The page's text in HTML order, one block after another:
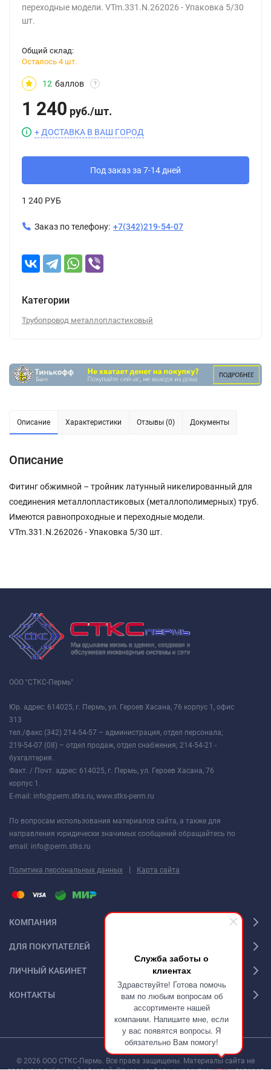
Служба заботы о
клиентах
Здравствуйте! Готова помочь
вам по любым вопросам об
ассортименте нашей
компании. Напишите мне, если
у вас появятся вопросы. Я
обязательно Вам помогу!
переходные модели. VTm.331.N.262026 - Упаковка 5/30
шт.
Общий склад:
Осталось 4 шт.
12 баллов ?
1 240 руб./шт.
+ ДОСТАВКА В ВАШ ГОРОД
Под заказ за 7-14 дней
1 240 РУБ
Заказ по телефону: +7(342)219-54-07
Категории
Трубопровод металлопластиковый
Описание Характеристики Отзывы (0) Документы
Описание
Фитинг обжимной – тройник латунный никелированный для
соединения металлопластиковых (металлополимерных) труб.
Имеются равнопроходные и переходные модели.
VTm.331.N.262026 - Упаковка 5/30 шт.
ООО "СТКС-Пермь"
Юр. адрес: 614025, г. Пермь, ул. Героев Хасана, 76 корпус 1, офис
313
тел./факс (342) 214-54-57 – администрация, отдел персонала;
219-54-07 (08) – отдел продаж, отдел снабжения; 214-54-21 -
бухгалтерия.
Факт. / Почт. адрес: 614025, г. Пермь, ул. Героев Хасана, 76
корпус 1.
E-mail: info@perm.stks.ru, www.stks-perm.ru
По вопросам использования материалов сайта, а также для
направления юридически значимых сообщений обращайтесь по
email: info@perm.stks.ru
Политика персональных данных | Карта сайта
КОМПАНИЯ
ДЛЯ ПОКУПАТЕЛЕЙ
ЛИЧНЫЙ КАБИНЕТ
КОНТАКТЫ
© 2026 ООО СТКС-Пермь. Все права защищены. Материалы сайта не